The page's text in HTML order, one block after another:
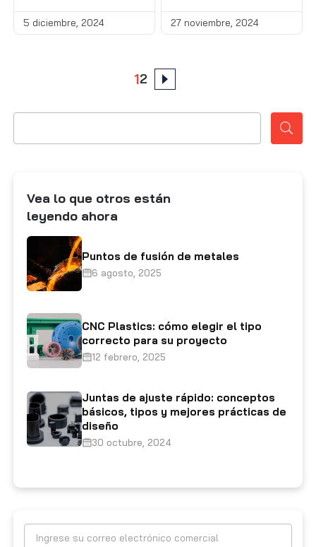
Vea lo que otros están
leyendo ahora
Puntos de fusión de metales
6 agosto, 2025
CNC Plastics: cómo elegir el tipo
correcto para su proyecto
12 febrero, 2025
Juntas de ajuste rápido: conceptos
básicos, tipos y mejores prácticas de
diseño
30 octubre, 2024
5 diciembre, 2024 27 noviembre, 2024
12